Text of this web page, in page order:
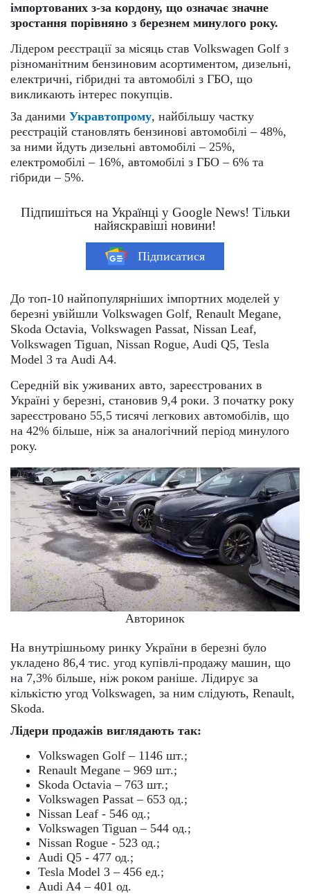
імпортованих з-за кордону, що означає значне
зростання порівняно з березнем минулого року.
Лідером реєстрації за місяць став Volkswagen Golf з
різноманітним бензиновим асортиментом, дизельні,
електричні, гібридні та автомобілі з ГБО, що
викликають інтерес покупців.
За даними Укравтопрому, найбільшу частку
реєстрацій становлять бензинові автомобілі – 48%,
за ними йдуть дизельні автомобілі – 25%,
електромобілі – 16%, автомобілі з ГБО – 6% та
гібриди – 5%.
Підпишіться на Українці у Google News! Тільки
найяскравіші новини!
Підписатися
До топ-10 найпопулярніших імпортних моделей у
березні увійшли Volkswagen Golf, Renault Megane,
Skoda Octavia, Volkswagen Passat, Nissan Leaf,
Volkswagen Tiguan, Nissan Rogue, Audi Q5, Tesla
Model 3 та Audi A4.
Середній вік уживаних авто, зареєстрованих в
Україні у березні, становив 9,4 роки. З початку року
зареєстровано 55,5 тисячі легкових автомобілів, що
на 42% більше, ніж за аналогічний період минулого
року.
Авторинок
На внутрішньому ринку України в березні було
укладено 86,4 тис. угод купівлі-продажу машин, що
на 7,3% більше, ніж роком раніше. Лідирує за
кількістю угод Volkswagen, за ним слідують, Renault,
Skoda.
Лідери продажів виглядають так:
Volkswagen Golf – 1146 шт.;
Renault Megane – 969 шт.;
Skoda Octavia – 763 шт.;
Volkswagen Passat – 653 од.;
Nissan Leaf - 546 од.;
Volkswagen Tiguan – 544 од.;
Nissan Rogue - 523 од.;
Audi Q5 - 477 од.;
Tesla Model 3 – 456 ед.;
Audi A4 – 401 од.